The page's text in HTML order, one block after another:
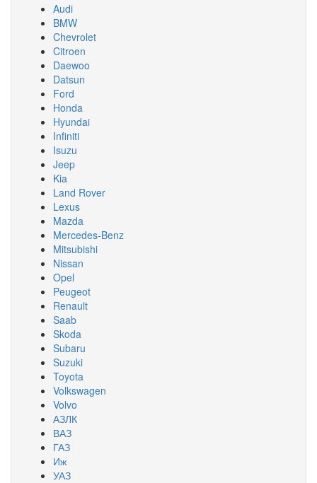
Audi
BMW
Chevrolet
Citroen
Daewoo
Datsun
Ford
Honda
Hyundai
Infiniti
Isuzu
Jeep
Kia
Land Rover
Lexus
Mazda
Mercedes-Benz
Mitsubishi
Nissan
Opel
Peugeot
Renault
Saab
Skoda
Subaru
Suzuki
Toyota
Volkswagen
Volvo
АЗЛК
ВАЗ
ГАЗ
Иж
УАЗ